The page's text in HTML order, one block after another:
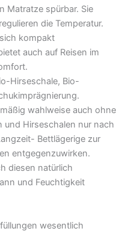
Matratze spürbar. Sie
die Temperatur.
kompakt
auch auf Reisen im
Hirseschale, Bio-
wahlweise auch ohne
und Hirseschalen nur nach
Bettlägerige zur
entgegenzuwirken.
diesen natürlich
und Feuchtigkeit
wesentlich